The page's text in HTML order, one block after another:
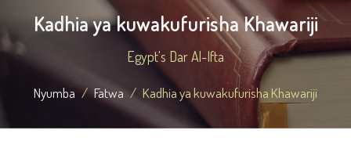
Kadhia ya kuwakufurisha Khawariji
Egypt's Dar Al-Ifta
Nyumba Fatwa Kadhia ya kuwakufurisha Khawariji